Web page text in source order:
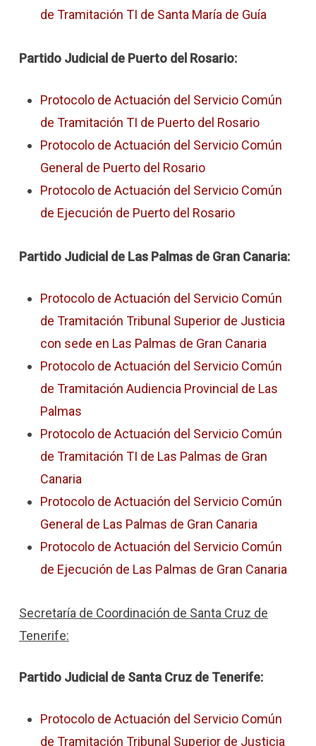
de Tramitación TI de Santa María de Guía
Partido Judicial de Puerto del Rosario:
Protocolo de Actuación del Servicio Común
de Tramitación TI de Puerto del Rosario
Protocolo de Actuación del Servicio Común
General de Puerto del Rosario
Protocolo de Actuación del Servicio Común
de Ejecución de Puerto del Rosario
Partido Judicial de Las Palmas de Gran Canaria:
Protocolo de Actuación del Servicio Común
de Tramitación Tribunal Superior de Justicia
con sede en Las Palmas de Gran Canaria
Protocolo de Actuación del Servicio Común
de Tramitación Audiencia Provincial de Las
Palmas
Protocolo de Actuación del Servicio Común
de Tramitación TI de Las Palmas de Gran
Canaria
Protocolo de Actuación del Servicio Común
General de Las Palmas de Gran Canaria
Protocolo de Actuación del Servicio Común
de Ejecución de Las Palmas de Gran Canaria
Secretaría de Coordinación de Santa Cruz de
Tenerife:
Partido Judicial de Santa Cruz de Tenerife:
Protocolo de Actuación del Servicio Común
de Tramitación Tribunal Superior de Justicia